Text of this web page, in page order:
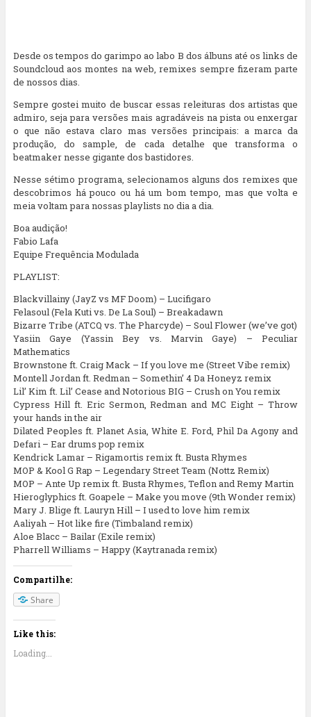
Desde os tempos do garimpo ao labo B dos álbuns até os links de
Soundcloud aos montes na web, remixes sempre fizeram parte
de nossos dias.
Sempre gostei muito de buscar essas releituras dos artistas que
admiro, seja para versões mais agradáveis na pista ou enxergar
o que não estava claro mas versões principais: a marca da
produção, do sample, de cada detalhe que transforma o
beatmaker nesse gigante dos bastidores.
Nesse sétimo programa, selecionamos alguns dos remixes que
descobrimos há pouco ou há um bom tempo, mas que volta e
meia voltam para nossas playlists no dia a dia.
Boa audição!
Fabio Lafa
Equipe Frequência Modulada
PLAYLIST:
Blackvillainy (JayZ vs MF Doom) – Lucifigaro
Felasoul (Fela Kuti vs. De La Soul) – Breakadawn
Bizarre Tribe (ATCQ vs. The Pharcyde) – Soul Flower (we’ve got)
Yasiin Gaye (Yassin Bey vs. Marvin Gaye) – Peculiar
Mathematics
Brownstone ft. Craig Mack – If you love me (Street Vibe remix)
Montell Jordan ft. Redman – Somethin’ 4 Da Honeyz remix
Lil’ Kim ft. Lil’ Cease and Notorious BIG – Crush on You remix
Cypress Hill ft. Eric Sermon, Redman and MC Eight – Throw
your hands in the air
Dilated Peoples ft. Planet Asia, White E. Ford, Phil Da Agony and
Defari – Ear drums pop remix
Kendrick Lamar – Rigamortis remix ft. Busta Rhymes
MOP & Kool G Rap – Legendary Street Team (Nottz Remix)
MOP – Ante Up remix ft. Busta Rhymes, Teflon and Remy Martin
Hieroglyphics ft. Goapele – Make you move (9th Wonder remix)
Mary J. Blige ft. Lauryn Hill – I used to love him remix
Aaliyah – Hot like fire (Timbaland remix)
Aloe Blacc – Bailar (Exile remix)
Pharrell Williams – Happy (Kaytranada remix)
Compartilhe:
Share
Like this:
Loading...